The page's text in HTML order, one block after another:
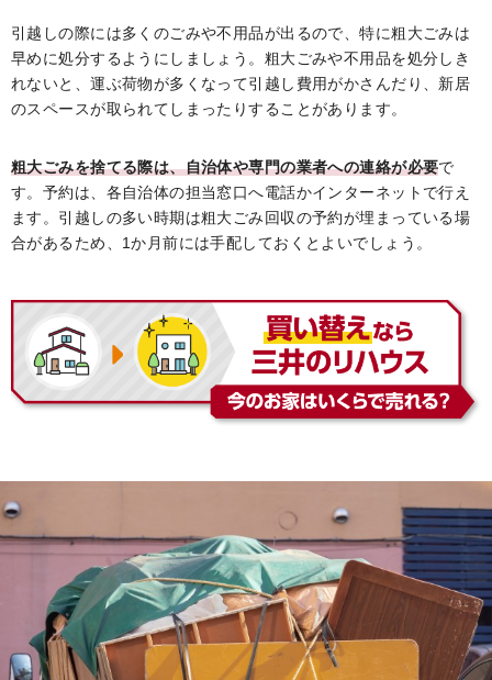
引越しの際には多くのごみや不用品が出るので、特に粗大ごみは
早めに処分するようにしましょう。粗大ごみや不用品を処分しき
れないと、運ぶ荷物が多くなって引越し費用がかさんだり、新居
のスペースが取られてしまったりすることがあります。
粗大ごみを捨てる際は、自治体や専門の業者への連絡が必要で
す。予約は、各自治体の担当窓口へ電話かインターネットで行え
ます。引越しの多い時期は粗大ごみ回収の予約が埋まっている場
合があるため、1か月前には手配しておくとよいでしょう。